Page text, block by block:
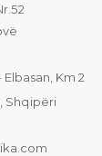
Km 2
Shqipëri